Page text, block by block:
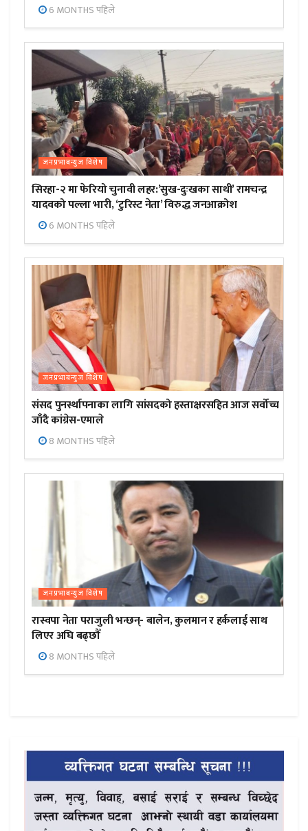
6 MONTHS पहिले
जनप्रभाबन्युज विशेष
सिरहा-२ मा फेरियो चुनावी लहर:’सुख-दुःखका साथी’ रामचन्द्र
यादवको पल्ला भारी, ‘टुरिस्ट नेता’ विरुद्ध जनआक्रोश
6 MONTHS पहिले
जनप्रभाबन्युज विशेष
संसद पुनर्स्थापनाका लागि सांसदको हस्ताक्षरसहित आज सर्वोच्च
जाँदै कांग्रेस-एमाले
8 MONTHS पहिले
जनप्रभाबन्युज विशेष
रास्वपा नेता पराजुली भन्छन्- बालेन, कुलमान र हर्कलाई साथ
लिएर अघि बढ्छौँ
8 MONTHS पहिले